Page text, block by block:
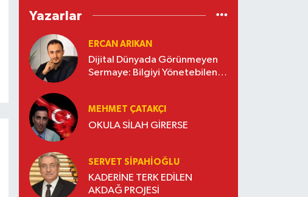
Yazarlar
ERCAN ARIKAN
Dijital Dünyada Görünmeyen
Sermaye: Bilgiyi Yönetebilen
MEHMET ÇATAKÇI
OKULA SİLAH GİRERSE
SERVET SİPAHİOĞLU
KADERİNE TERK EDİLEN
AKDAĞ PROJESİ